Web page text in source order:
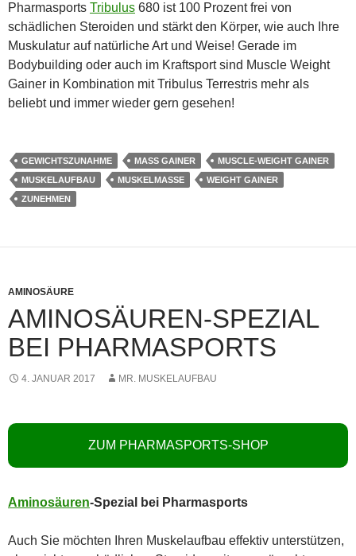
Pharmasports Tribulus 680 ist 100 Prozent frei von
schädlichen Steroiden und stärkt den Körper, wie auch Ihre
Muskulatur auf natürliche Art und Weise! Gerade im
Bodybuilding oder auch im Kraftsport sind Muscle Weight
Gainer in Kombination mit Tribulus Terrestris mehr als
beliebt und immer wieder gern gesehen!
GEWICHTSZUNAHME MASS GAINER
MUSCLE-WEIGHT GAINER
MUSKELAUFBAU
MUSKELMASSE
WEIGHT GAINER
ZUNEHMEN
AMINOSÄURE
AMINOSÄUREN-SPEZIAL
BEI PHARMASPORTS
4. JANUAR 2017 MR. MUSKELAUFBAU
ZUM PHARMASPORTS-SHOP
Aminosäuren-Spezial bei Pharmasports
Auch Sie möchten Ihren Muskelaufbau effektiv unterstützen,